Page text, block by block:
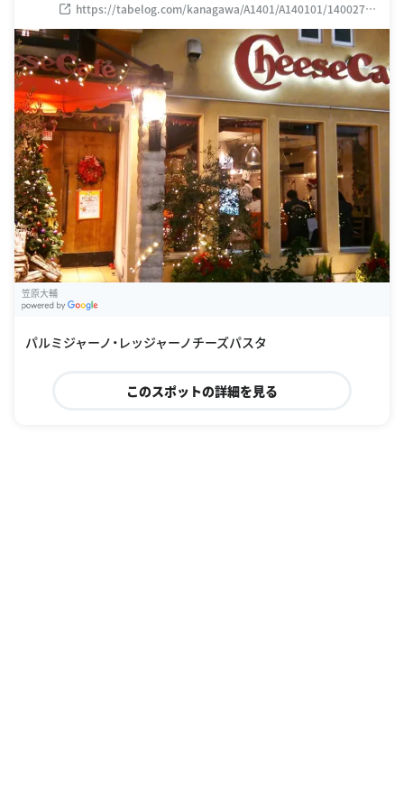
https://tabelog.com/kanagawa/A1401/A140101/14002736
/
笠原大輔
パルミジャーノ・レッジャーノチーズパスタ
このスポットの詳細を見る